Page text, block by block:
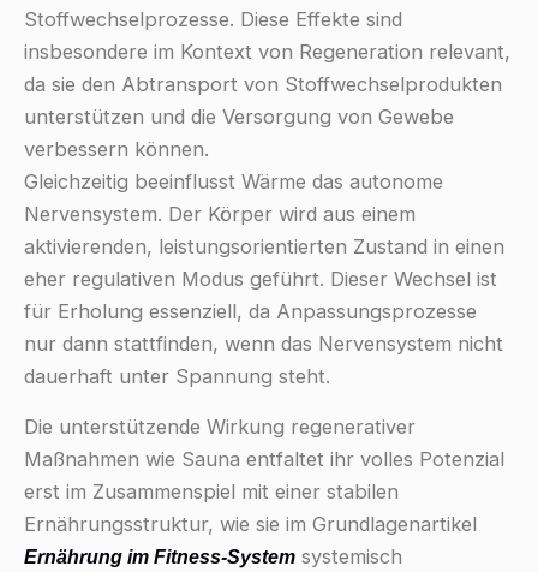
Stoffwechselprozesse. Diese Effekte sind
insbesondere im Kontext von Regeneration relevant,
da sie den Abtransport von Stoffwechselprodukten
unterstützen und die Versorgung von Gewebe
verbessern können.
Gleichzeitig beeinflusst Wärme das autonome
Nervensystem. Der Körper wird aus einem
aktivierenden, leistungsorientierten Zustand in einen
eher regulativen Modus geführt. Dieser Wechsel ist
für Erholung essenziell, da Anpassungsprozesse
nur dann stattfinden, wenn das Nervensystem nicht
dauerhaft unter Spannung steht.
Die unterstützende Wirkung regenerativer
Maßnahmen wie Sauna entfaltet ihr volles Potenzial
erst im Zusammenspiel mit einer stabilen
Ernährungsstruktur, wie sie im Grundlagenartikel
Ernährung im Fitness-System systemisch